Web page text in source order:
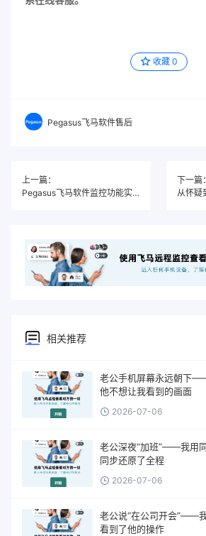
收藏 0
Pegasus飞马软件售后
上一篇：
Pegasus飞马软件监控功能实战指南：我是如何用11天恢复全部出轨证据的
下一篇：
相关推荐
老公手机屏幕永远朝下
他不想让我看到的画面
2026-07-06
老公深夜“加班”——我用
同步还原了全程
2026-07-06
老公说“在公司开会”——
看到了他的操作